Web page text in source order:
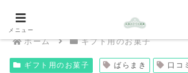
ホーム ギフト用のお菓子
ギフト用のお菓子 ばらまき 口コミ
メニュー